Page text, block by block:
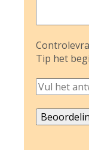
Tip het